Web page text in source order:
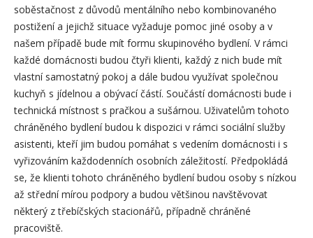
soběstačnost z důvodů mentálního nebo kombinovaného
postižení a jejichž situace vyžaduje pomoc jiné osoby a v
našem případě bude mít formu skupinového bydlení. V rámci
každé domácnosti budou čtyři klienti, každý z nich bude mít
vlastní samostatný pokoj a dále budou využívat společnou
kuchyň s jídelnou a obývací částí. Součástí domácnosti bude i
technická místnost s pračkou a sušárnou. Uživatelům tohoto
chráněného bydlení budou k dispozici v rámci sociální služby
asistenti, kteří jim budou pomáhat s vedením domácnosti i s
vyřizováním každodenních osobních záležitostí. Předpokládá
se, že klienti tohoto chráněného bydlení budou osoby s nízkou
až střední mírou podpory a budou většinou navštěvovat
některý z třebíčských stacionářů, případně chráněné
pracoviště.